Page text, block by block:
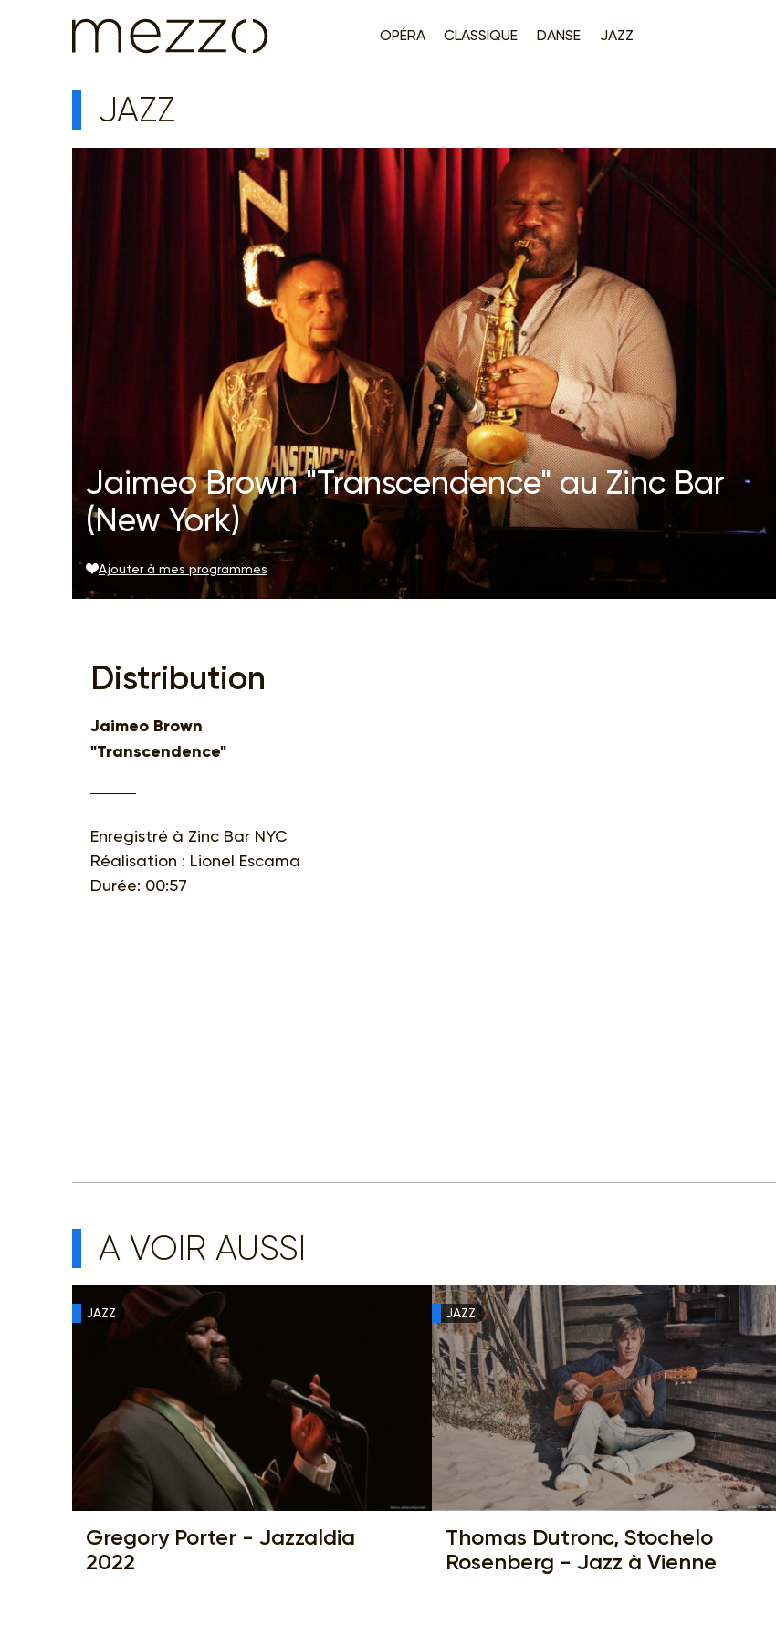
OPÉRA CLASSIQUE DANSE JAZZ
JAZZ
Jaimeo Brown "Transcendence" au Zinc Bar
(New York)
Ajouter à mes programmes
Distribution
Jaimeo Brown
"Transcendence"
Enregistré à Zinc Bar NYC
Réalisation : Lionel Escama
Durée: 00:57
A VOIR AUSSI
JAZZ
Gregory Porter - Jazzaldia
2022
JAZZ
Thomas Dutronc, Stochelo
Rosenberg - Jazz à Vienne